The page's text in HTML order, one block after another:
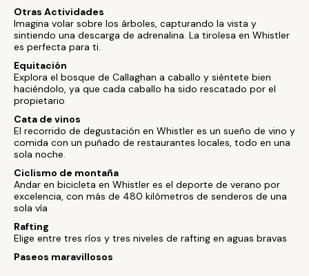
Otras Actividades
Imagina volar sobre los árboles, capturando la vista y
sintiendo una descarga de adrenalina. La tirolesa en Whistler
es perfecta para ti.
Equitación
Explora el bosque de Callaghan a caballo y siéntete bien
haciéndolo, ya que cada caballo ha sido rescatado por el
propietario
Cata de vinos
El recorrido de degustación en Whistler es un sueño de vino y
comida con un puñado de restaurantes locales, todo en una
sola noche.
Ciclismo de montaña
Andar en bicicleta en Whistler es el deporte de verano por
excelencia, con más de 480 kilómetros de senderos de una
sola vía
Rafting
Elige entre tres ríos y tres niveles de rafting en aguas bravas
Paseos maravillosos